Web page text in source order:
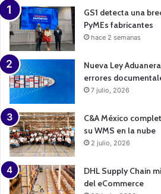
n
GS1 detecta una
PyMEs fabricantes
hace 2 semanas
Nueva Ley
errores
7 julio, 2026
C&A México
su WMS en la nube
2 julio, 2026
DHL Supply Chain
del eCommerce